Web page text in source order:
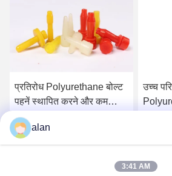
प्रतिरोध Polyurethane बोल्ट
पहनें स्थापित करने और कम
लागत को बदलने के लिए आसान है
सबसे अच्छी कीमत पाएं
उच्च
alan
3:41 AM